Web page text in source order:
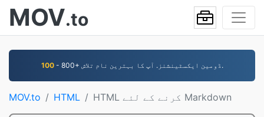
MOV.to
100 - 800+ ڈومین ایکسٹینشنز. آپ کا بہترین نام تلاش.
MOV.to HTML HTML کرنے کے لئے Markdown